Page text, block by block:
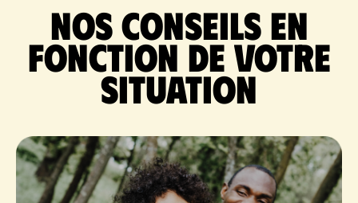
Nos conseils en
fonction de votre
situation